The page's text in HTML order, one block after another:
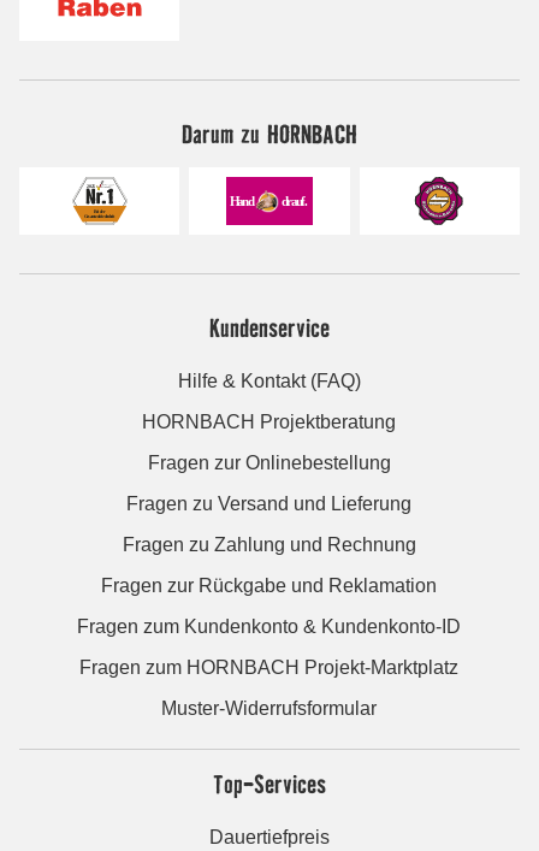
Darum zu HORNBACH
Kundenservice
Hilfe & Kontakt (FAQ)
HORNBACH Projektberatung
Fragen zur Onlinebestellung
Fragen zu Versand und Lieferung
Fragen zu Zahlung und Rechnung
Fragen zur Rückgabe und Reklamation
Fragen zum Kundenkonto & Kundenkonto-ID
Fragen zum HORNBACH Projekt-Marktplatz
Muster-Widerrufsformular
Top-Services
Dauertiefpreis